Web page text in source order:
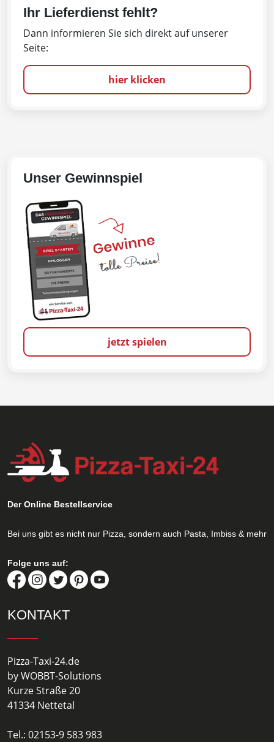
Ihr Lieferdienst fehlt?
Dann informieren Sie sich direkt auf unserer
Seite:
hier klicken
Unser Gewinnspiel
jetzt spielen
Der Online Bestellservice
Bei uns gibt es nicht nur Pizza, sondern auch Pasta, Imbiss & mehr
Folge uns auf:
KONTAKT
Pizza-Taxi-24.de
by WOBBT-Solutions
Kurze Straße 20
41334 Nettetal
Tel.: 02153-9 583 983